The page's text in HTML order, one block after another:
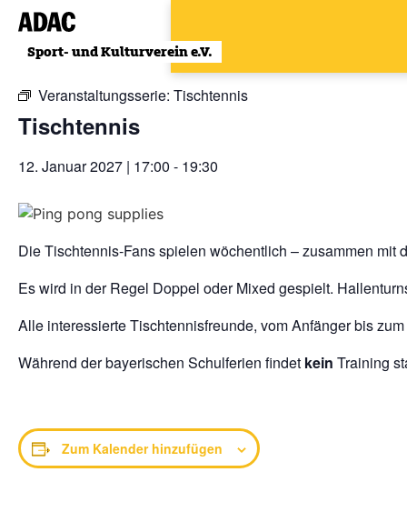
Zum
Inhalt
wechseln
« Alle Veranstaltungen
Veranstaltungsserie: Tischtennis
Tischtennis
12. Januar 2027 | 17:00 - 19:30
Die Tischtennis-Fans spielen wöchentlich – zusammen mit
Es wird in der Regel Doppel oder Mixed gespielt.
Alle interessierte Tischtennisfreunde, vom Anfänger bis
Während der bayerischen Schulferien findet kein Training
Zum Kalender hinzufügen